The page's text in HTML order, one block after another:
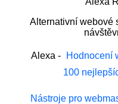
Alternativní webové
Alexa - Hodnocení
100
Nástroje pro